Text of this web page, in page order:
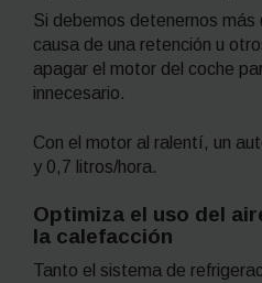
Si debemos detenernos más
causa de una retención u
apagar el motor del coche
innecesario.
Con el motor al ralentí, un
y 0,7 litros/hora.
Optimiza el uso del
la calefacción
Tanto el sistema de